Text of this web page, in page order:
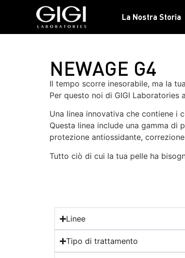
La Nostra Storia
NEWAGE G4
Il tempo scorre inesorabile, ma la
Per questo noi di GIGI Laboratories
Una linea innovativa che contiene i
Questa linea include una gamma
protezione antiossidante,
Tutto ciò di cui la tua pelle ha
Linee
Tipo di trattamento